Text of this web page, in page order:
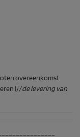
overeenkomst
() / de levering van